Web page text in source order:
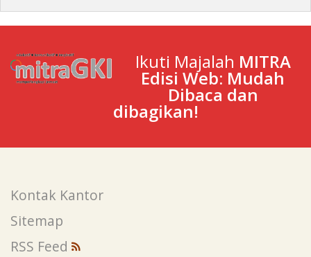
Ikuti Majalah MITRA
Edisi Web: Mudah
Dibaca dan
dibagikan!
Kontak Kantor
Sitemap
RSS Feed